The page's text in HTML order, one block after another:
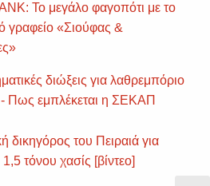
Το μεγάλο φαγοπότι με το
γραφείο «Σιούφας &
διώξεις για λαθρεμπόριο
Πως εμπλέκεται η ΣΕΚΑΠ
δικηγόρος του Πειραιά για
τόνου χασίς [βίντεο]